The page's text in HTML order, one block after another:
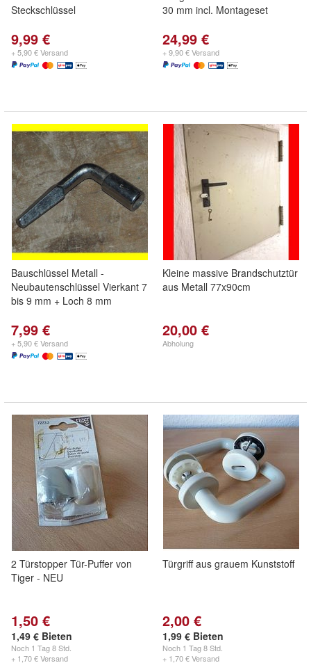
Steckschlüssel
9,99 €
+ 5,90 € Versand
30 mm incl. Montageset
24,99 €
+ 9,90 € Versand
Bauschlüssel Metall -
Neubautenschlüssel Vierkant 7
bis 9 mm + Loch 8 mm
7,99 €
+ 5,90 € Versand
Kleine massive Brandschutztür
aus Metall 77x90cm
20,00 €
Abholung
2 Türstopper Tür-Puffer von
Tiger - NEU
1,50 €
1,49 € Bieten
Noch 1 Tag 8 Std.
+ 1,70 € Versand
Türgriff aus grauem Kunststoff
2,00 €
1,99 € Bieten
Noch 1 Tag 8 Std.
+ 1,70 € Versand